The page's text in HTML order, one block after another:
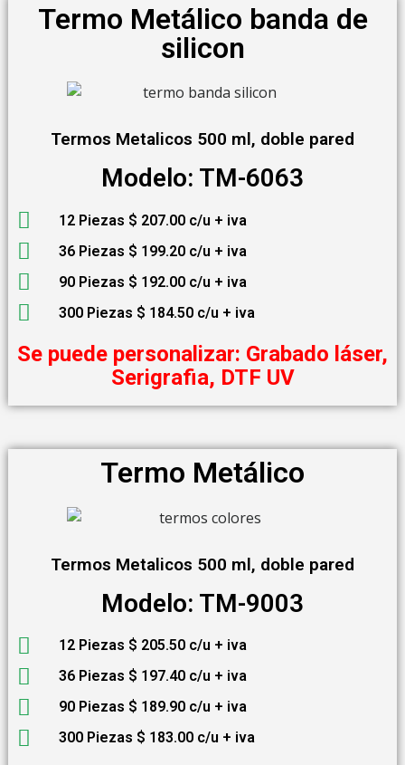
Termo Metálico banda de
silicon
Termos Metalicos 500 ml, doble pared
Modelo: TM-6063
12 Piezas $ 207.00 c/u + iva
36 Piezas $ 199.20 c/u + iva
90 Piezas $ 192.00 c/u + iva
300 Piezas $ 184.50 c/u + iva
Se puede personalizar: Grabado láser,
Serigrafia, DTF UV
Termo Metálico
Termos Metalicos 500 ml, doble pared
Modelo: TM-9003
12 Piezas $ 205.50 c/u + iva
36 Piezas $ 197.40 c/u + iva
90 Piezas $ 189.90 c/u + iva
300 Piezas $ 183.00 c/u + iva